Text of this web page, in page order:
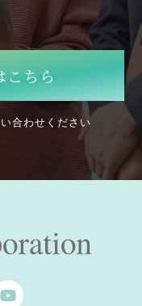
こちら
合わせください